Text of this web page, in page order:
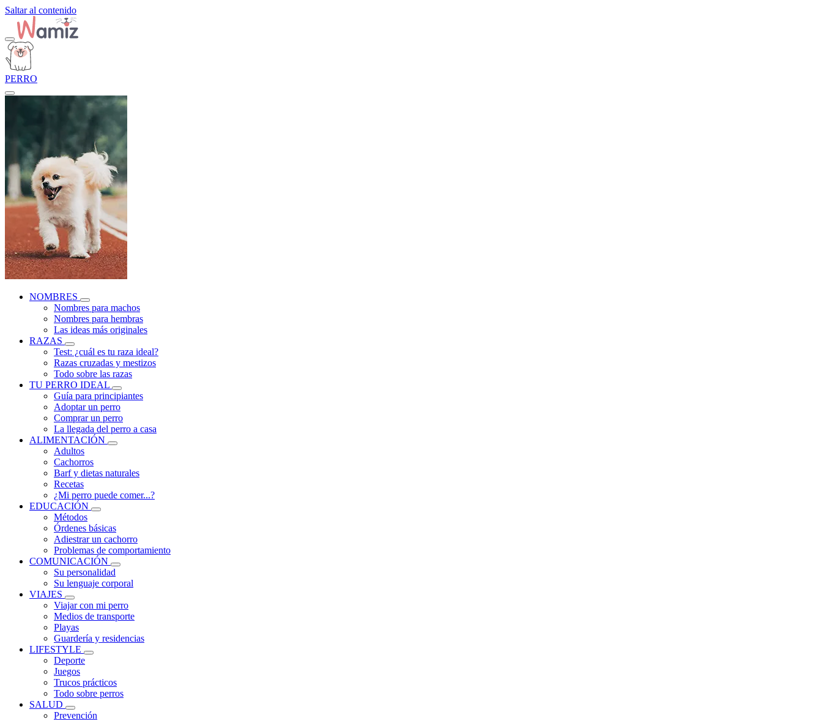
Saltar al contenido
PERRO
NOMBRES
Nombres para machos
Nombres para hembras
Las ideas más originales
RAZAS
Test: ¿cuál es tu raza ideal?
Razas cruzadas y mestizos
Todo sobre las razas
TU PERRO IDEAL
Guía para principiantes
Adoptar un perro
Comprar un perro
La llegada del perro a casa
ALIMENTACIÓN
Adultos
Cachorros
Barf y dietas naturales
Recetas
¿Mi perro puede comer...?
EDUCACIÓN
Métodos
Órdenes básicas
Adiestrar un cachorro
Problemas de comportamiento
COMUNICACIÓN
Su personalidad
Su lenguaje corporal
VIAJES
Viajar con mi perro
Medios de transporte
Playas
Guardería y residencias
LIFESTYLE
Deporte
Juegos
Trucos prácticos
Todo sobre perros
SALUD
Prevención